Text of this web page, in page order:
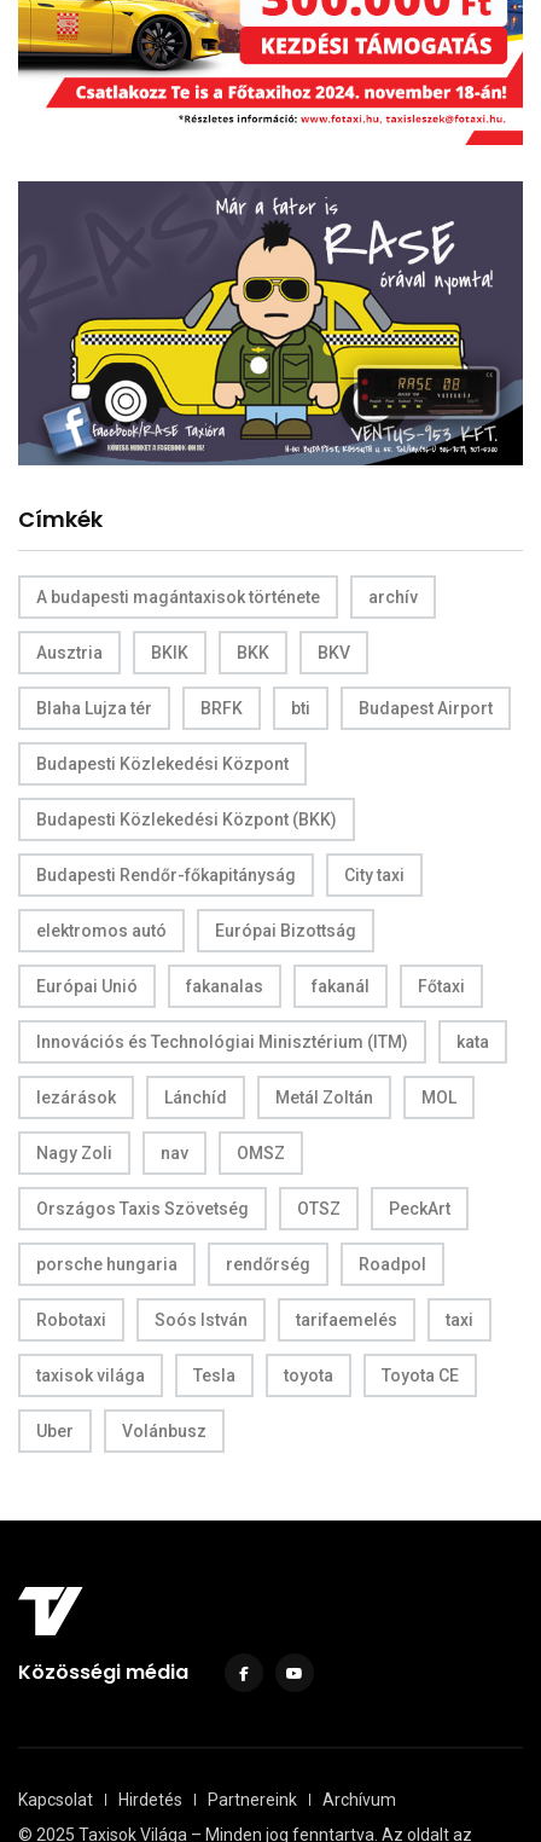
Címkék
A budapesti magántaxisok története archív
Ausztria BKIK BKK BKV
Blaha Lujza tér BRFK bti Budapest Airport
Budapesti Közlekedési Központ
Budapesti Közlekedési Központ (BKK)
Budapesti Rendőr-főkapitányság City taxi
elektromos autó Európai Bizottság
Európai Unió fakanalas fakanál Főtaxi
Innovációs és Technológiai Minisztérium (ITM) kata
lezárások Lánchíd Metál Zoltán MOL
Nagy Zoli nav OMSZ
Országos Taxis Szövetség OTSZ PeckArt
porsche hungaria rendőrség Roadpol
Robotaxi Soós István tarifaemelés taxi
taxisok világa Tesla toyota Toyota CE
Uber Volánbusz
Közösségi média
Kapcsolat Hirdetés Partnereink
Archívum
© 2025 Taxisok Világa – Minden jog fenntartva. Az oldalt az